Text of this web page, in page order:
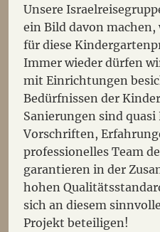
Unsere
ein Bild davon machen,
für diese
Immer wieder dürfen
mit Einrichtungen
Bedürfnissen der
Sanierungen sind quasi
Vorschriften,
professionelles Team
garantieren in der
hohen
sich an diesem
Projekt beteiligen!